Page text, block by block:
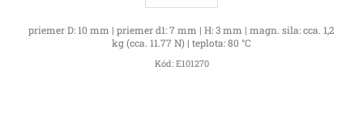
priemer D: 10 mm | priemer d1: 7 mm | H: 3 mm | magn. sila: cca. 1,2
kg (cca. 11.77 N) | teplota: 80 °C
Kód: E101270